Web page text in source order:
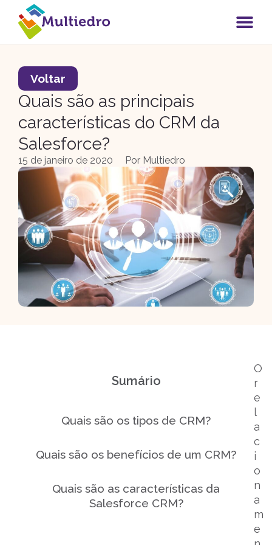
Voltar
Quais são as principais
características do CRM da
Salesforce?
15 de janeiro de 2020 Por Multiedro
O
r
e
l
a
c
i
o
n
a
m
e
Sumário
Quais são os tipos de CRM?
Quais são os benefícios de um CRM?
Quais são as características da
Salesforce CRM?